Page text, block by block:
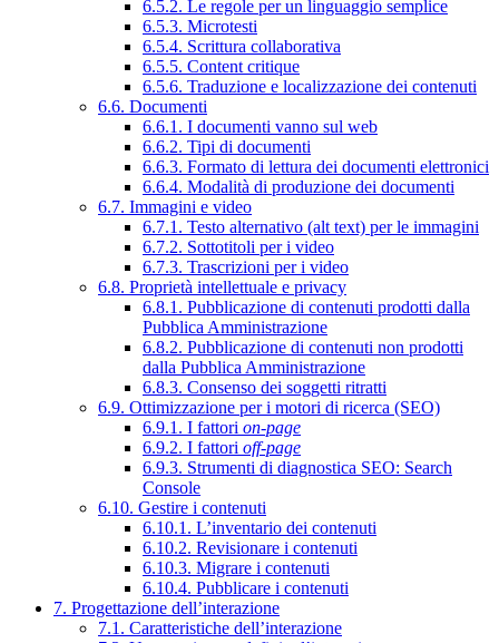
6.5.2. Le regole per un linguaggio semplice
6.5.3. Microtesti
6.5.4. Scrittura collaborativa
6.5.5. Content critique
6.5.6. Traduzione e localizzazione dei contenuti
6.6. Documenti
6.6.1. I documenti vanno sul web
6.6.2. Tipi di documenti
6.6.3. Formato di lettura dei documenti elettronici
6.6.4. Modalità di produzione dei documenti
6.7. Immagini e video
6.7.1. Testo alternativo (alt text) per le immagini
6.7.2. Sottotitoli per i video
6.7.3. Trascrizioni per i video
6.8. Proprietà intellettuale e privacy
6.8.1. Pubblicazione di contenuti prodotti dalla
Pubblica Amministrazione
6.8.2. Pubblicazione di contenuti non prodotti
dalla Pubblica Amministrazione
6.8.3. Consenso dei soggetti ritratti
6.9. Ottimizzazione per i motori di ricerca (SEO)
6.9.1. I fattori on-page
6.9.2. I fattori off-page
6.9.3. Strumenti di diagnostica SEO: Search
Console
6.10. Gestire i contenuti
6.10.1. L’inventario dei contenuti
6.10.2. Revisionare i contenuti
6.10.3. Migrare i contenuti
6.10.4. Pubblicare i contenuti
7. Progettazione dell’interazione
7.1. Caratteristiche dell’interazione